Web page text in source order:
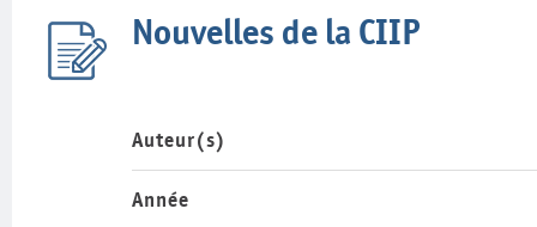
Nouvelles de la CIIP
Auteur(s)
Année